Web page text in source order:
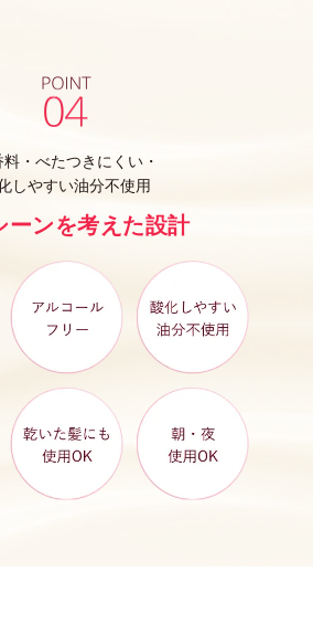
・べたつきにくい・
しやすい油分不使用
ーンを考えた設計